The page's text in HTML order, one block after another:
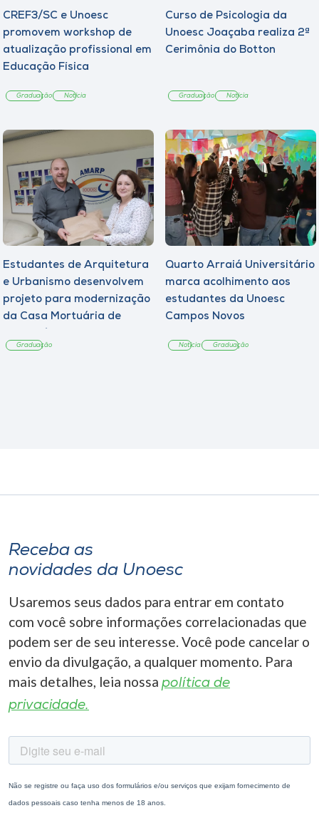
CREF3/SC e Unoesc
promovem workshop de
atualização profissional em
Educação Física
Graduação Notícia
Curso de Psicologia da
Unoesc Joaçaba realiza 2ª
Cerimônia do Botton
Graduação Notícia
Estudantes de Arquitetura
e Urbanismo desenvolvem
projeto para modernização
da Casa Mortuária de
Graduação
Quarto Arraiá Universitário
marca acolhimento aos
estudantes da Unoesc
Campos Novos
Notícia Graduação
Receba as
novidades da Unoesc
Usaremos seus dados para entrar em contato
com você sobre informações correlacionadas que
podem ser de seu interesse. Você pode cancelar o
envio da divulgação, a qualquer momento. Para
mais detalhes, leia nossa política de
privacidade.